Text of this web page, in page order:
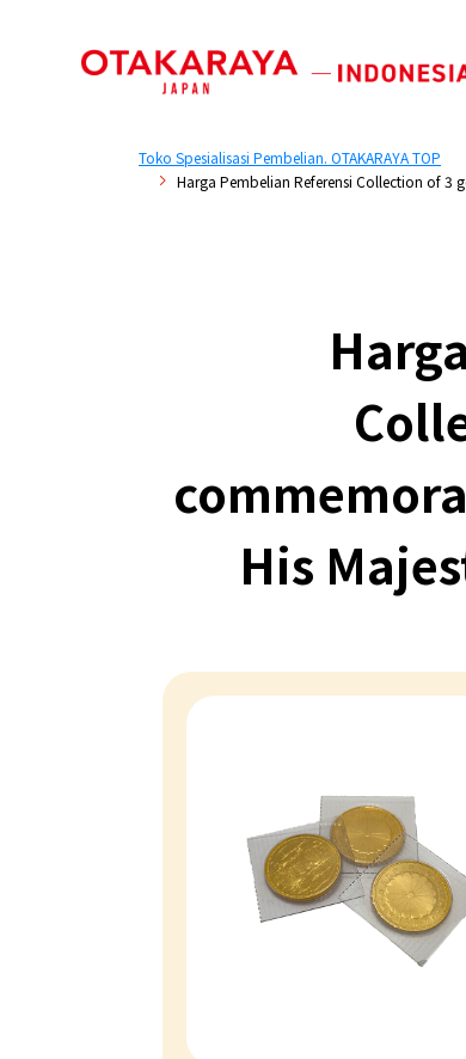
Toko Spesialisasi Pembelian. OTAKARAYA TOP
Harga Pembelian Referensi Collection of 3
His